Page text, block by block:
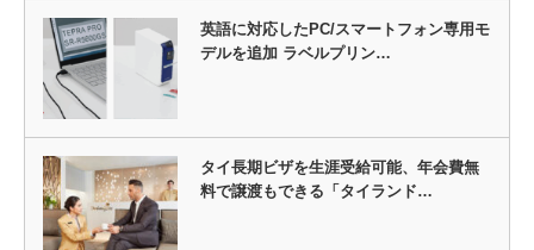
英語に対応したPC/スマートフォン専用モ
デルを追加 ラベルプリン…
タイ長期ビザを生涯受給可能、年会費無
料で譲渡もできる「タイランド…